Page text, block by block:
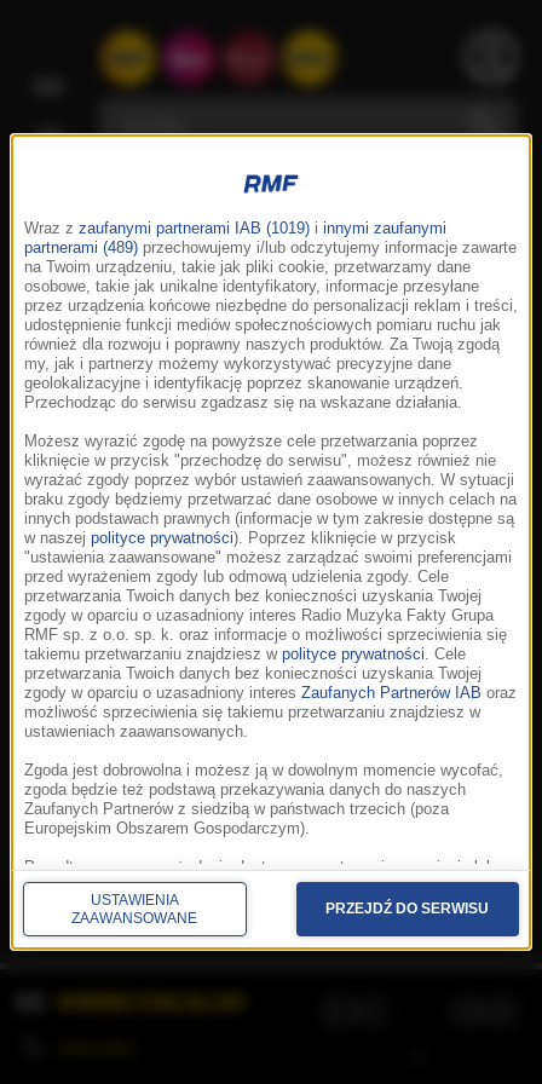
Korzystanie z portalu oznacza akceptację
Prywatność.Aplikacje.© 2026 Radio Muzyka
Fakty Grupa RMF sp. z o.o. sp. k.
Wraz z zaufanymi partnerami IAB (1019) i innymi zaufanymi
partnerami (489) przechowujemy i/lub odczytujemy informacje zawarte
na Twoim urządzeniu, takie jak pliki cookie, przetwarzamy dane
osobowe, takie jak unikalne identyfikatory, informacje przesyłane
przez urządzenia końcowe niezbędne do personalizacji reklam i treści,
udostępnienie funkcji mediów społecznościowych pomiaru ruchu jak
również dla rozwoju i poprawny naszych produktów. Za Twoją zgodą
my, jak i partnerzy możemy wykorzystywać precyzyjne dane
geolokalizacyjne i identyfikację poprzez skanowanie urządzeń.
Przechodząc do serwisu zgadzasz się na wskazane działania.
Możesz wyrazić zgodę na powyższe cele przetwarzania poprzez
kliknięcie w przycisk "przechodzę do serwisu", możesz również nie
wyrażać zgody poprzez wybór ustawień zaawansowanych. W sytuacji
braku zgody będziemy przetwarzać dane osobowe w innych celach na
innych podstawach prawnych (informacje w tym zakresie dostępne są
w naszej polityce prywatności). Poprzez kliknięcie w przycisk
"ustawienia zaawansowane" możesz zarządzać swoimi preferencjami
przed wyrażeniem zgody lub odmową udzielenia zgody. Cele
przetwarzania Twoich danych bez konieczności uzyskania Twojej
zgody w oparciu o uzasadniony interes Radio Muzyka Fakty Grupa
RMF sp. z o.o. sp. k. oraz informacje o możliwości sprzeciwienia się
takiemu przetwarzaniu znajdziesz w polityce prywatności. Cele
przetwarzania Twoich danych bez konieczności uzyskania Twojej
zgody w oparciu o uzasadniony interes Zaufanych Partnerów IAB oraz
możliwość sprzeciwienia się takiemu przetwarzaniu znajdziesz w
ustawieniach zaawansowanych.
Zgoda jest dobrowolna i możesz ją w dowolnym momencie wycofać,
zgoda będzie też podstawą przekazywania danych do naszych
Zaufanych Partnerów z siedzibą w państwach trzecich (poza
Europejskim Obszarem Gospodarczym).
Ponadto masz prawo żądania dostępu, sprostowania, usunięcia lub
ograniczenia przetwarzania danych, a także złożenia skargi do
Prezesa Urzędu Ochrony Danych Osobowych. W polityce prywatności
znajdziesz informacje jak wykonać swoje prawa. Szczegółowe
informacje na temat przetwarzania Twoich danych znajdują się w
USTAWIENIA
ZAAWANSOWANE
PRZEJDŹ DO SERWISU